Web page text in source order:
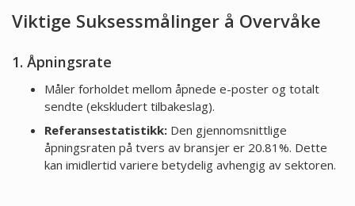
Viktige Suksessmålinger å Overvåke
1. Åpningsrate
Måler forholdet mellom åpnede e-poster og totalt
sendte (ekskludert tilbakeslag).
Referansestatistikk:Den gjennomsnittlige
åpningsraten på tvers av bransjer er 20.81%. Dette
kan imidlertid variere betydelig avhengig av sektoren.